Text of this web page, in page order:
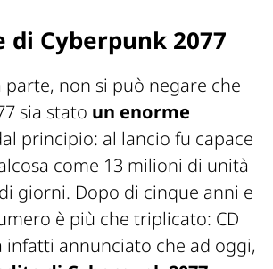
di Cyberpunk 2077
parte, non si può negare che
sia stato un enorme
principio: al lancio fu capace
come 13 milioni di unità
giorni. Dopo di cinque anni e
è più che triplicato: CD
infatti annunciato che ad oggi,